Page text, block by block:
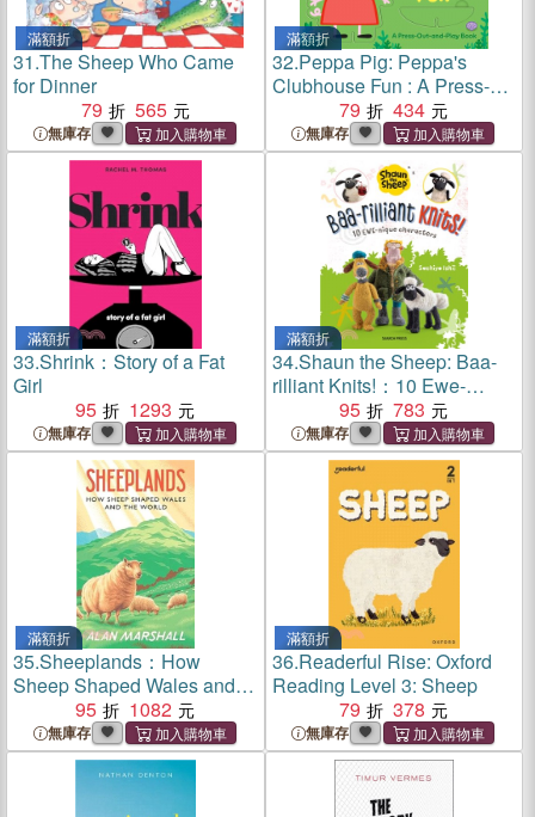
滿額折
31.The Sheep Who Came
for Dinner
79
565
無庫存
滿額折
32.Peppa Pig: Peppa's
Clubhouse Fun : A Press-
Out-and-Play Book (with 4
press-out models)
79 434
無庫存
滿額折
33.Shrink：Story of a Fat
Girl
95
1293
無庫存
滿額折
34.Shaun the Sheep: Baa-
rilliant Knits!：10 Ewe-
Nique Characters
95 783
無庫存
滿額折
35.Sheeplands：How
Sheep Shaped Wales and
the World
95 1082
無庫存
滿額折
36.Readerful Rise: Oxford
Reading Level 3: Sheep
79
378
無庫存